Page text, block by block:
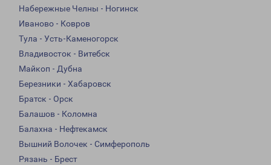
Набережные Челны - Ногинск
Иваново - Ковров
Тула - Усть-Каменогорск
Владивосток - Витебск
Майкоп - Дубна
Березники - Хабаровск
Братск - Орск
Балашов - Коломна
Балахна - Нефтекамск
Вышний Волочек - Симферополь
Рязань - Брест